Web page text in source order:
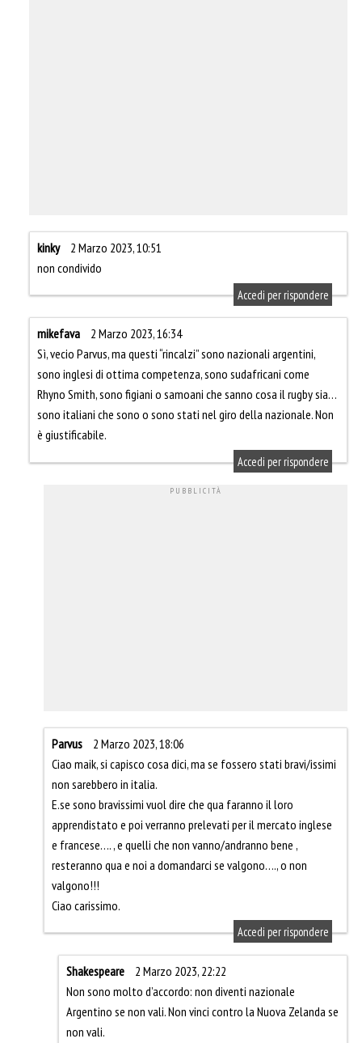
kinky
2 Marzo 2023, 10:51
non condivido
Accedi per rispondere
mikefava
2 Marzo 2023, 16:34
Sì, vecio Parvus, ma questi “rincalzi” sono nazionali argentini,
sono inglesi di ottima competenza, sono sudafricani come
Rhyno Smith, sono figiani o samoani che sanno cosa il rugby sia…
sono italiani che sono o sono stati nel giro della nazionale. Non
è giustificabile.
Accedi per rispondere
Parvus
2 Marzo 2023, 18:06
Ciao maik, si capisco cosa dici, ma se fossero stati bravi/issimi
non sarebbero in italia.
E.se sono bravissimi vuol dire che qua faranno il loro
apprendistato e poi verranno prelevati per il mercato inglese
e francese…. , e quelli che non vanno/andranno bene ,
resteranno qua e noi a domandarci se valgono…., o non
valgono!!!
Ciao carissimo.
Accedi per rispondere
Shakespeare
2 Marzo 2023, 22:22
Non sono molto d’accordo: non diventi nazionale
Argentino se non vali. Non vinci contro la Nuova Zelanda se
non vali.